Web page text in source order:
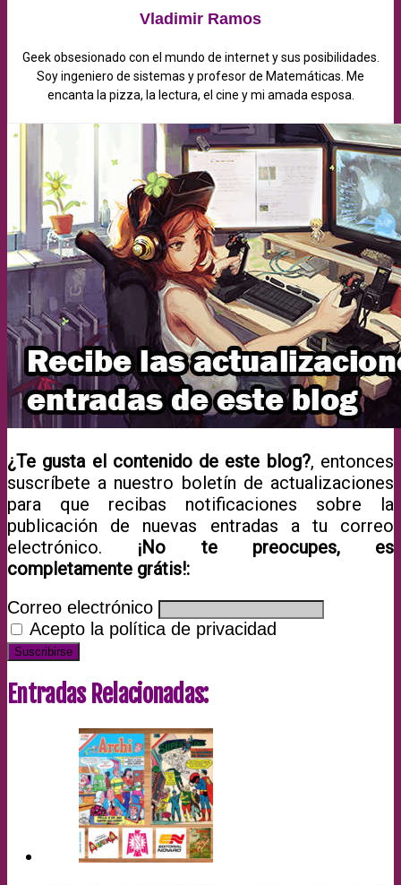
Vladimir Ramos
Geek obsesionado con el mundo de internet y sus posibilidades.
Soy ingeniero de sistemas y profesor de Matemáticas. Me
encanta la pizza, la lectura, el cine y mi amada esposa.
¿Te gusta el contenido de este blog?, entonces
suscríbete a nuestro boletín de actualizaciones
para que recibas notificaciones sobre la
publicación de nuevas entradas a tu correo
electrónico. ¡No te preocupes, es
completamente grátis!:
Correo electrónico
Acepto la política de privacidad
Entradas Relacionadas: